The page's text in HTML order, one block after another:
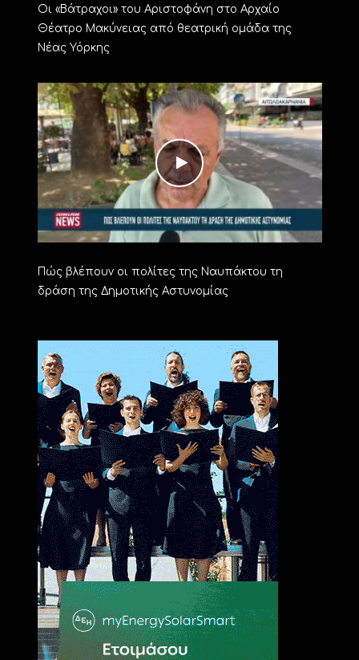
Οι «Βάτραχοι» του Αριστοφάνη στο Αρχαίο
Θέατρο Μακύνειας από θεατρική ομάδα της
Νέας Υόρκης
Πώς βλέπουν οι πολίτες της Ναυπάκτου τη
δράση της Δημοτικής Αστυνομίας